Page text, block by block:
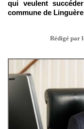
qui veulent
commune de
Rédigé par